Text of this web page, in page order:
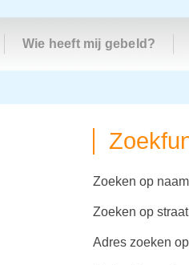
Wie heeft mij gebeld?
zoeken op naam
zoeken op
adres zoeken